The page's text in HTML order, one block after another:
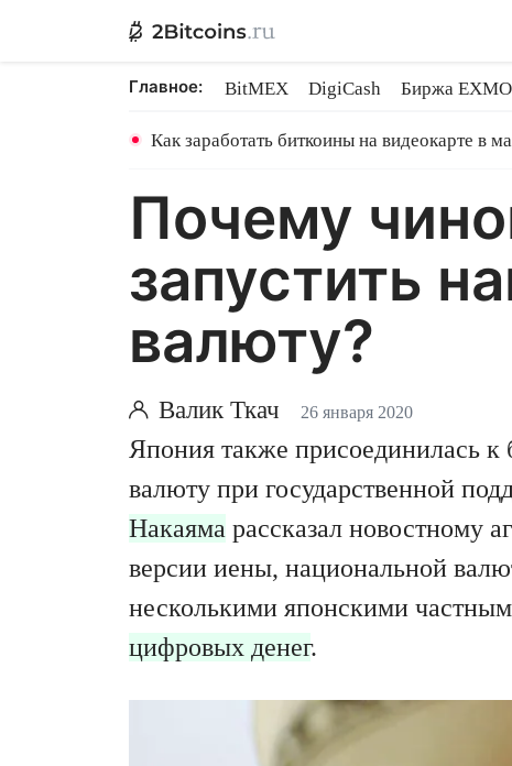
Главное: BitMEX DigiCash Биржа EXMO
Как заработать биткоины на видеокарте в
Почему
запустить
валюту?
Валик Ткач 26 января 2020
Япония также присоединилась
валюту при государственной
Накаяма рассказал новостному
версии иены, национальной
несколькими японскими
цифровых денег.